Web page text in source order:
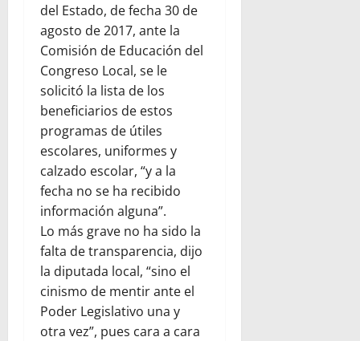
del Estado, de fecha 30 de
agosto de 2017, ante la
Comisión de Educación del
Congreso Local, se le
solicitó la lista de los
beneficiarios de estos
programas de útiles
escolares, uniformes y
calzado escolar, “y a la
fecha no se ha recibido
información alguna”.
Lo más grave no ha sido la
falta de transparencia, dijo
la diputada local, “sino el
cinismo de mentir ante el
Poder Legislativo una y
otra vez”, pues cara a cara